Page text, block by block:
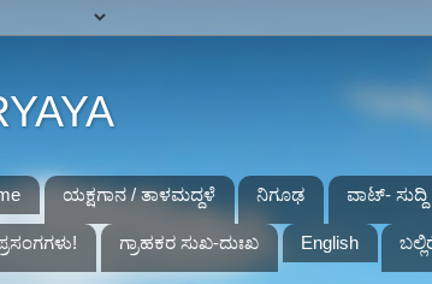
ಯಕ್ಷಗಾನ / ತಾಳಮದ್ದಳೆ ನಿಗೂಢ ವಾಟ್- ಸುದ್ದಿ
ಗ್ರಾಹಕರ ಸುಖ-ದುಃಖ English